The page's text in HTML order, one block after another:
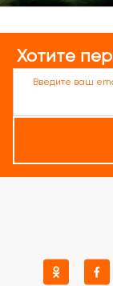
Хотите
Введите ваш